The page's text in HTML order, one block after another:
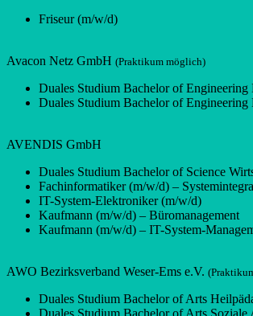
Friseur (m/w/d)
Avacon Netz GmbH (Praktikum möglich)
Duales Studium Bachelor of
Duales Studium Bachelor of
AVENDIS GmbH
Duales Studium Bachelor of Science
Fachinformatiker (m/w/d) –
IT-System-Elektroniker (m/w/d)
Kaufmann (m/w/d) – Büromanagement
Kaufmann (m/w/d) – IT-System-
AWO Bezirksverband Weser-Ems e.V.
Duales Studium Bachelor of Arts